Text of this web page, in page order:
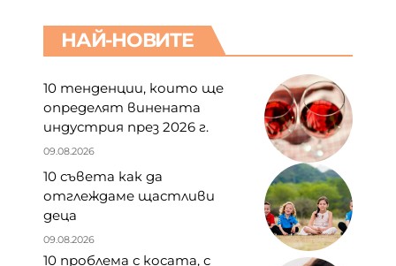
НАЙ-НОВИТЕ
10 тенденции, които ще
определят винената
индустрия през 2026 г.
09.08.2026
10 съвета как да
отглеждаме щастливи
деца
09.08.2026
10 проблема с косата, с